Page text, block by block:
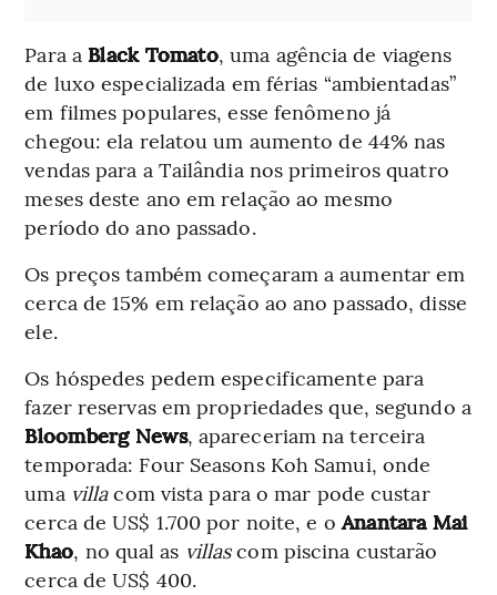
Para a Black Tomato, uma agência de viagens
de luxo especializada em férias “ambientadas”
em filmes populares, esse fenômeno já
chegou: ela relatou um aumento de 44% nas
vendas para a Tailândia nos primeiros quatro
meses deste ano em relação ao mesmo
período do ano passado.
Os preços também começaram a aumentar em
cerca de 15% em relação ao ano passado, disse
ele.
Os hóspedes pedem especificamente para
fazer reservas em propriedades que, segundo a
Bloomberg News, apareceriam na terceira
temporada: Four Seasons Koh Samui, onde
uma villacom vista para o mar pode custar
cerca de US$ 1.700 por noite, e oAnantara Mai
Khao, no qual as villascom piscina custarão
cerca de US$ 400.